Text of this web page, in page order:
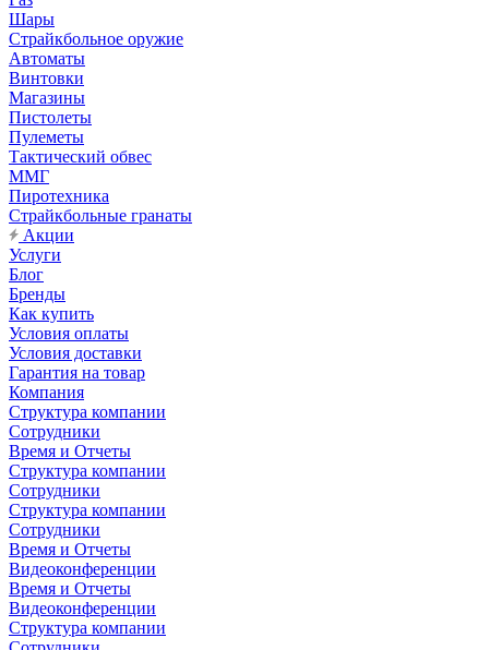
Шары
Страйкбольное оружие
Автоматы
Винтовки
Магазины
Пистолеты
Пулеметы
Тактический обвес
ММГ
Пиротехника
Страйкбольные гранаты
Акции
Услуги
Блог
Бренды
Как купить
Условия оплаты
Условия доставки
Гарантия на товар
Компания
Структура компании
Сотрудники
Время и Отчеты
Структура компании
Сотрудники
Структура компании
Сотрудники
Время и Отчеты
Видеоконференции
Время и Отчеты
Видеоконференции
Структура компании